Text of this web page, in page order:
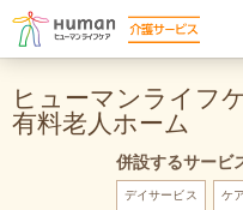
ヒューマンライフ
有料老人ホーム
併設するサービ
デイサービス ケ